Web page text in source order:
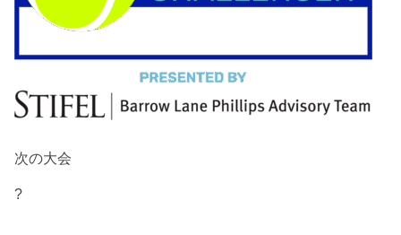
次の大会
?